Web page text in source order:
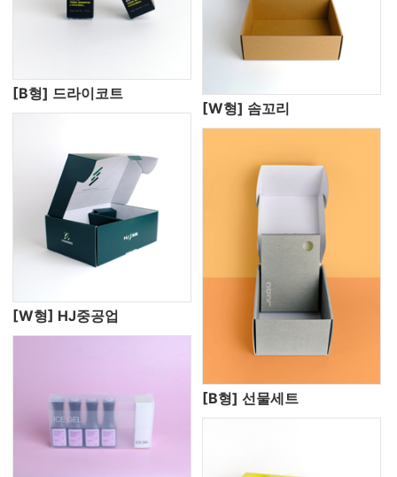
[B형] 드라이코트
[W형] 솜꼬리
[W형] HJ중공업
[B형] 선물세트